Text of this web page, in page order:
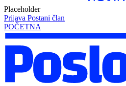
Placeholder
Prijava Postani član
POČETNA